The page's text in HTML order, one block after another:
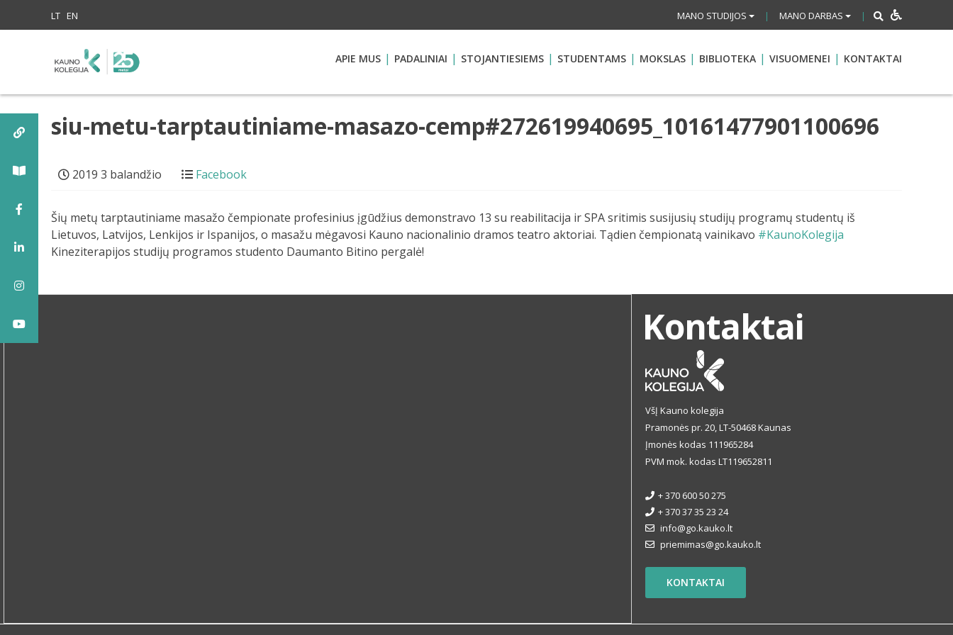
LT EN MANO STUDIJOS | MANO DARBAS |
APIE MUS PADALINIAI STOJANTIESIEMS STUDENTAMS MOKSLAS BIBLIOTEKA VISUOMENEI KONTAKTAI
siu-metu-tarptautiniame-masazo-cemp#272619940695_10161477901100696
2019 3 balandžio Facebook
Šių metų tarptautiniame masažo čempionate profesinius įgūdžius demonstravo 13 su reabilitacija ir SPA sritimis susijusių studijų programų studentų iš
Lietuvos, Latvijos, Lenkijos ir Ispanijos, o masažu mėgavosi Kauno nacionalinio dramos teatro aktoriai. Tądien čempionatą vainikavo #KaunoKolegija
Kineziterapijos studijų programos studento Daumanto Bitino pergalė!
Kontaktai
VšĮ Kauno kolegija
Pramonės pr. 20, LT-50468 Kaunas
Įmonės kodas 111965284
PVM mok. kodas LT119652811
+ 370 600 50 275
+ 370 37 35 23 24
info@go.kauko.lt
priemimas@go.kauko.lt
KONTAKTAI